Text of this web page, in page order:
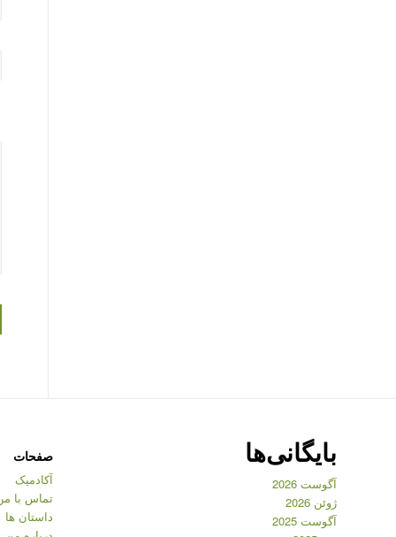
بایگانی‌ها
آگوست 2026
ژوئن 2026
آگوست 2025
صفحات
آکادمیک
تماس با
داستان ها